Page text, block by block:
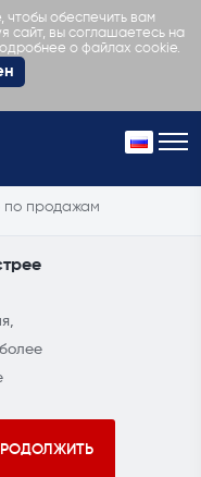
чтобы обеспечить вам
сайт, вы соглашаетесь на
о файлах cookie.
по продажам